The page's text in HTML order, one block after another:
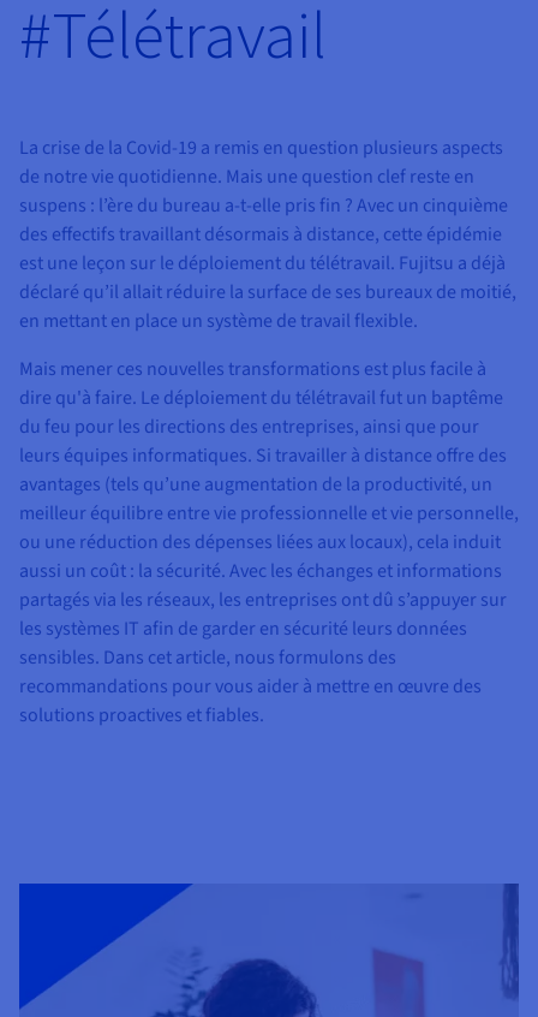
Quantum
Opérations
Développeurs
Tarifs
Régions
Documentation
Roadmap & Changelog
Roadmap & Changelog
DISTRIBUER MON TRAFIC
Disponibilités par régions
Documentation
Roadmap & Changelog
Roadmap & Changelog
AI Endpoints - Catalogue des modèles
AI Endpoints - Batch API
GPUS
Nvidia H200
Nvidia H100
Nvidia L40S
Nvidia L4
Toutes les GPUs →
Tarifs
Disponibilités par régions
Documentation
Roadmap & Changelog
Managed HSM
Infrastructure Anti-DDoS
Tarifs
Disponibilités par régions
Documentation
Tarifs
Disponibilités par régions
MCP Server
Tarifs
Disponibilités par régions
Documentation
Roadmap & Changelog
Roadmap & Changelog
HYCU for OVHcloud
SAP HANA on Bare Metal
SAP HANA on Private Cloud
Tarifs
Documentation
Cloud Native
OPCP Packager
CLOUD READY
Cloud ready
IAM & Tenant Management
Gouvernance & Quotas
Observabilité
Roadmap & Changelog
BGP Services
Infrastructure Anti-DDoS
Protection Game DDoS
DNSSEC
Documentation
Roadmap & Changelog
Tarifs
Guides et documentation
USAGES
Grid computing
Virtualisation et conteneurisation
Site web et application métier
Tarifs
OS & licences
Documentation
Roadmap & Changelog
Revendeurs
Documentation
Roadmap & Changelog
CDN Infrastructure
PROTECTION & SÉCURITÉ
Infrastructure Anti-DDoS
DNSSEC
Documentation
Roadmap & Changelog
Bases de données additionnelles
Option CDN
USAGES
Comment créer un site web ?
Créer mon site en 1 click
Créer ma boutique en ligne
Documentation
Roadmap & Changelog
#Télétravail
La crise de la Covid-19 a remis en question plusieurs aspects
de notre vie quotidienne. Mais une question clef reste en
suspens : l’ère du bureau a-t-elle pris fin ? Avec un cinquième
des effectifs travaillant désormais à distance, cette épidémie
est une leçon sur le déploiement du télétravail. Fujitsu a déjà
déclaré qu’il allait réduire la surface de ses bureaux de moitié,
en mettant en place un système de travail flexible.
Mais mener ces nouvelles transformations est plus facile à
dire qu'à faire. Le déploiement du télétravail fut un baptême
du feu pour les directions des entreprises, ainsi que pour
leurs équipes informatiques. Si travailler à distance offre des
avantages (tels qu’une augmentation de la productivité, un
meilleur équilibre entre vie professionnelle et vie personnelle,
ou une réduction des dépenses liées aux locaux), cela induit
aussi un coût : la sécurité. Avec les échanges et informations
partagés via les réseaux, les entreprises ont dû s’appuyer sur
les systèmes IT afin de garder en sécurité leurs données
sensibles. Dans cet article, nous formulons des
recommandations pour vous aider à mettre en œuvre des
solutions proactives et fiables.